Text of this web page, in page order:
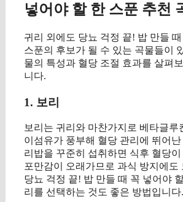
넣어야 할 한 스푼 추천
귀리 외에도 당뇨 걱정 끝! 밥 만들
스푼의 후보가 될 수 있는 곡물들이
물의 특성과 혈당 조절 효과를 살펴
니다.
1. 보리
보리는 귀리와 마찬가지로 베타글루
이섬유가 풍부해 혈당 관리에 뛰어난
리밥을 꾸준히 섭취하면 식후 혈당
포만감이 오래가므로 과식 방지에도
당뇨 걱정 끝! 밥 만들 때 꼭 넣어야
리를 선택하는 것도 좋은 방법입니다.